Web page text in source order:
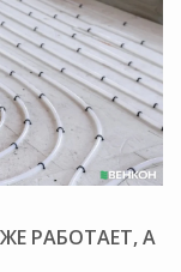
РАБОТАЕТ, А